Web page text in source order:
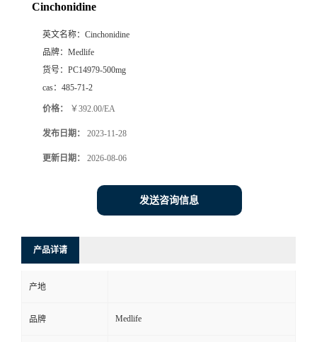
Cinchonidine
英文名称： Cinchonidine
品牌： Medlife
货号： PC14979-500mg
cas： 485-71-2
价格： ￥392.00/EA
发布日期： 2023-11-28
更新日期： 2026-08-06
发送咨询信息
产品详请
产地
品牌 Medlife